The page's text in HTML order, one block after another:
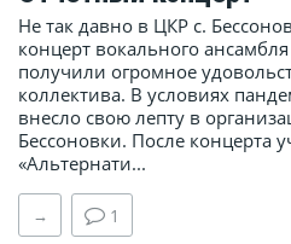
Не так давно в ЦКР с.
концерт вокального
получили огромное
коллектива. В условиях
внесло свою лепту в
Бессоновки. После концерта
«Альтернати...
→ 1